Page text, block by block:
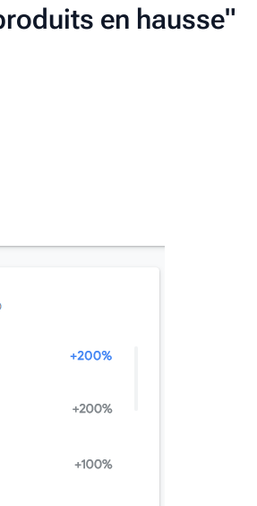
en hausse"